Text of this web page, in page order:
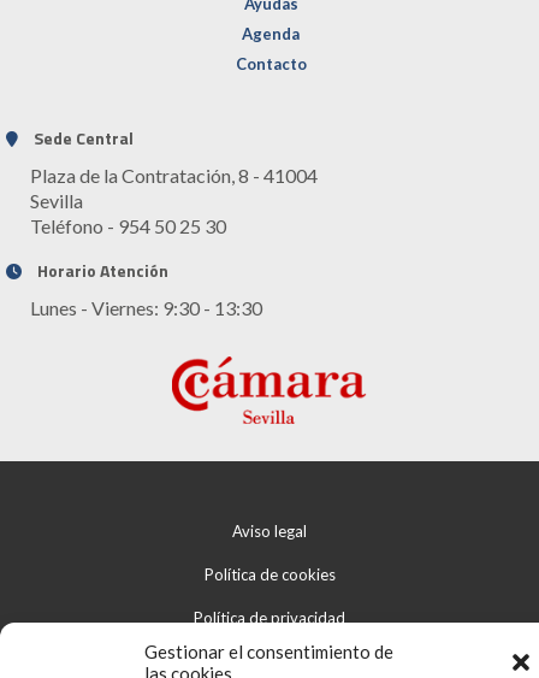
Gestionar el consentimiento de
las cookies
Ayudas
Agenda
Contacto
Sede Central
Plaza de la Contratación, 8 - 41004
Sevilla
Teléfono - 954 50 25 30
Horario Atención
Lunes - Viernes: 9:30 - 13:30
Aviso legal
Política de cookies
Política de privacidad